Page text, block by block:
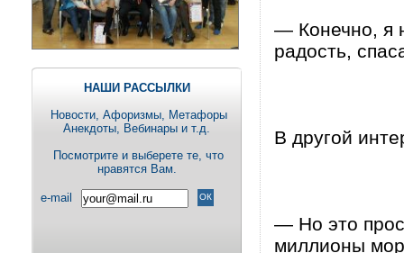
НАШИ РАССЫЛКИ
Новости, Aфоризмы, Метафоры
Анекдоты, Вебинары и т.д.
Посмотрите и выберете те, что
нравятся Вам.
e-mail
— Конечно, я
радость,
В другой
— Но это
миллионы